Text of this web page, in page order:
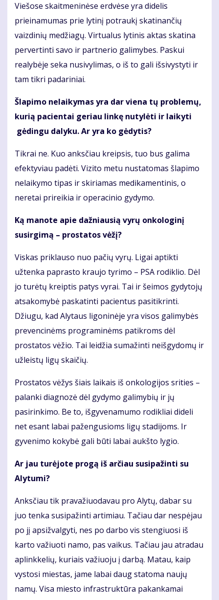
Viešose skaitmeninėse erdvėse yra didelis
prieinamumas prie lytinį potraukį skatinančių
vaizdinių medžiagų. Virtualus lytinis aktas skatina
pervertinti savo ir partnerio galimybes. Paskui
realybėje seka nusivylimas, o iš to gali išsivystyti ir
tam tikri padariniai.
Šlapimo nelaikymas yra dar viena tų problemų,
kurią pacientai geriau linkę nutylėti ir laikyti
gėdingu dalyku. Ar yra ko gėdytis?
Tikrai ne. Kuo anksčiau kreipsis, tuo bus galima
efektyviau padėti. Vizito metu nustatomas šlapimo
nelaikymo tipas ir skiriamas medikamentinis, o
neretai prireikia ir operacinio gydymo.
Ką manote apie dažniausią vyrų onkologinį
susirgimą – prostatos vėžį?
Viskas priklauso nuo pačių vyrų. Ligai aptikti
užtenka paprasto kraujo tyrimo – PSA rodiklio. Dėl
jo turėtų kreiptis patys vyrai. Tai ir šeimos gydytojų
atsakomybė paskatinti pacientus pasitikrinti.
Džiugu, kad Alytaus ligoninėje yra visos galimybės
prevencinėms programinėms patikroms dėl
prostatos vėžio. Tai leidžia sumažinti neišgydomų ir
užleistų ligų skaičių.
Prostatos vėžys šiais laikais iš onkologijos srities –
palanki diagnozė dėl gydymo galimybių ir jų
pasirinkimo. Be to, išgyvenamumo rodikliai dideli
net esant labai pažengusioms ligų stadijoms. Ir
gyvenimo kokybė gali būti labai aukšto lygio.
Ar jau turėjote progą iš arčiau susipažinti su
Alytumi?
Anksčiau tik pravažiuodavau pro Alytų, dabar su
juo tenka susipažinti artimiau. Tačiau dar nespėjau
po jį apsižvalgyti, nes po darbo vis stengiuosi iš
karto važiuoti namo, pas vaikus. Tačiau jau atradau
aplinkkelių, kuriais važiuoju į darbą. Matau, kaip
vystosi miestas, jame labai daug statoma naujų
namų. Visa miesto infrastruktūra pakankamai